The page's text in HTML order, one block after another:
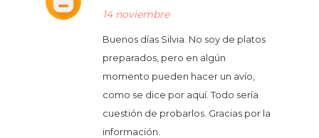
14 noviembre
Buenos días Silvia. No soy de platos
preparados, pero en algún
momento pueden hacer un avío,
como se dice por aquí. Todo sería
cuestión de probarlos. Gracias por la
información.